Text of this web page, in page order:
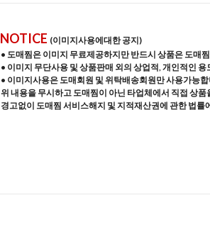
NOTICE (이미지사용에대한 공지)
• 도매찜은 이미지 무료제공하지만 반드시 상품은 도매
• 이미지 무단사용 및 상품판매 외의 상업적, 개인적인
• 이미지사용은 도매회원 및 위탁배송회원만 사용가능
위 내용을 무시하고 도매찜이 아닌 타업체에서 직접 상
경고없이 도매찜 서비스해지 및 지적재산권에 관한 법